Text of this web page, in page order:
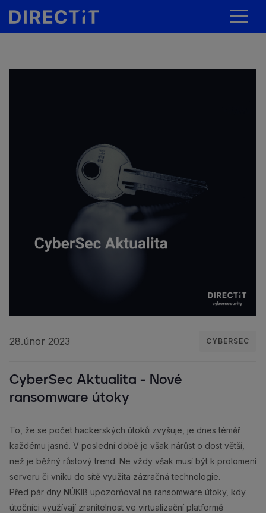
28.únor 2023 CYBERSEC
CyberSec Aktualita - Nové
ransomware útoky
To, že se počet hackerských útoků zvyšuje, je dnes téměř
každému jasné. V poslední době je však nárůst o dost větší,
než je běžný růstový trend. Ne vždy však musí být k prolomení
serveru či vniku do sítě využita zázračná technologie.
Před pár dny NÚKIB upozorňoval na ransomware útoky, kdy
útočníci využívají zranitelnost ve virtualizační platformě